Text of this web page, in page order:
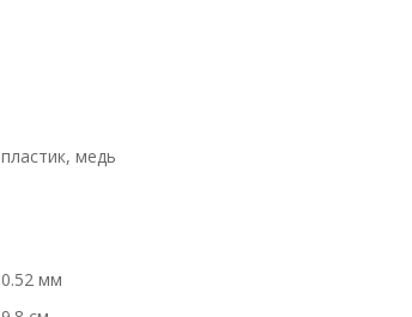
пластик, медь
0.52 мм